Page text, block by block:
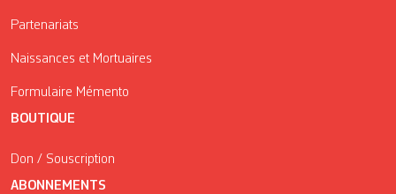
Partenariats
Naissances et Mortuaires
Formulaire Mémento
BOUTIQUE
Don / Souscription
ABONNEMENTS